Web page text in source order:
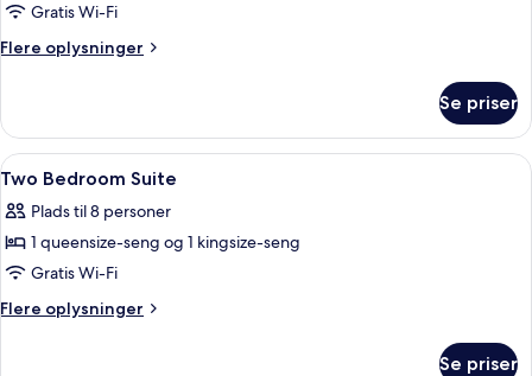
Gratis Wi-Fi
Flere oplysninger
Flere
Se priser
Indlæs
alle
billeder
af
Two
Bedroom
Et hotelværelse med en stor seng,
3
Two Bedroom Suite
Plads til 8 personer
1 queensize-seng og 1 kingsize-seng
Gratis Wi-Fi
Flere oplysninger
Flere
Se priser